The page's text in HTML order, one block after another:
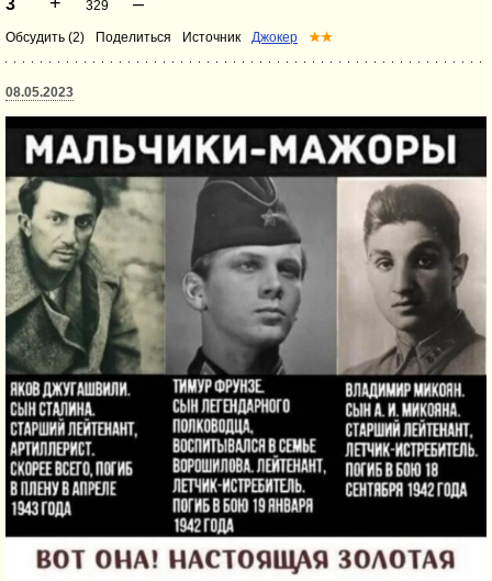
329
Обсудить (2) Поделиться Источник Джокер ★★
08.05.2023